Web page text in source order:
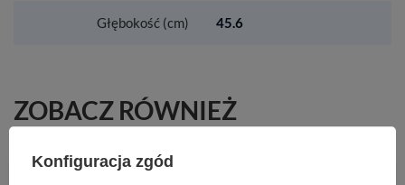
Głębokość (cm) 45.6
ZOBACZ RÓWNIEŻ
HG Rainfinity Główka prysznicowa 100 1jet, Slim,
Konfiguracja zgód